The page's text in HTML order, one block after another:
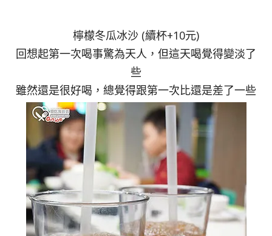
檸檬冬瓜冰沙 (續杯+10元)
回想起第一次喝事驚為天人，但這天喝覺得變淡了
些
雖然還是很好喝，總覺得跟第一次比還是差了一些